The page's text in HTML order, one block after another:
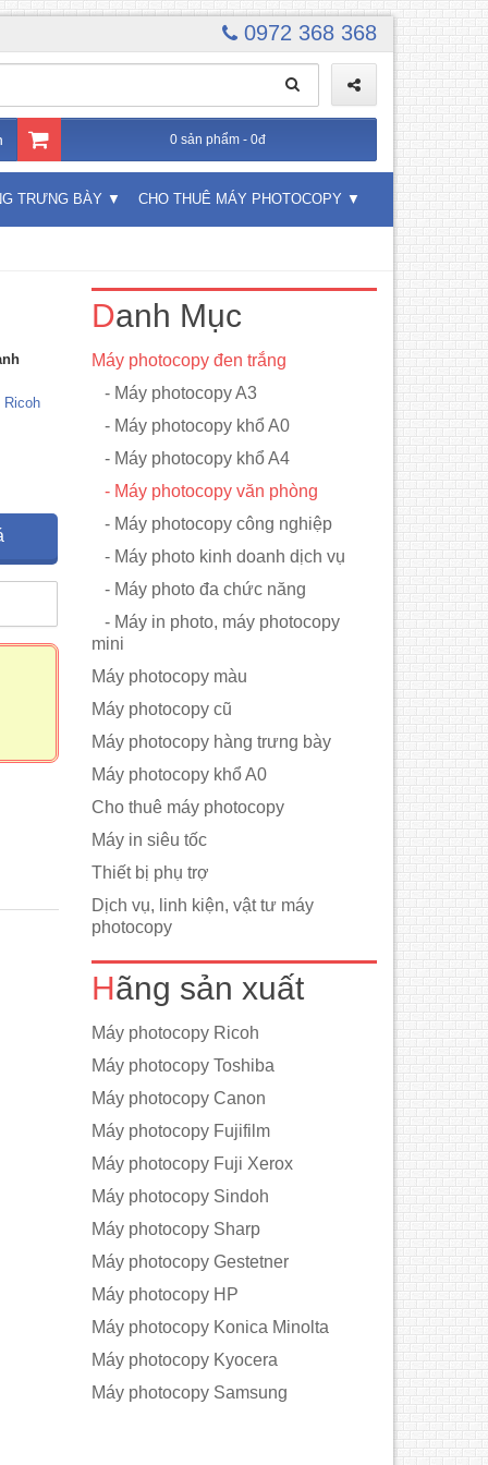
0972 368 368
0 sản phẩm - 0đ
TRƯNG BÀY CHO THUÊ MÁY PHOTOCOPY
Ricoh
Danh Mục
Máy photocopy đen trắng
- Máy photocopy A3
- Máy photocopy khổ A0
- Máy photocopy khổ A4
- Máy photocopy văn phòng
- Máy photocopy công nghiệp
- Máy photo kinh doanh dịch vụ
- Máy photo đa chức năng
- Máy in photo, máy photocopy
mini
Máy photocopy màu
Máy photocopy cũ
Máy photocopy hàng trưng bày
Máy photocopy khổ A0
Cho thuê máy photocopy
Máy in siêu tốc
Thiết bị phụ trợ
Dịch vụ, linh kiện, vật tư máy
photocopy
Hãng sản xuất
Máy photocopy Ricoh
Máy photocopy Toshiba
Máy photocopy Canon
Máy photocopy Fujifilm
Máy photocopy Fuji Xerox
Máy photocopy Sindoh
Máy photocopy Sharp
Máy photocopy Gestetner
Máy photocopy HP
Máy photocopy Konica Minolta
Máy photocopy Kyocera
Máy photocopy Samsung